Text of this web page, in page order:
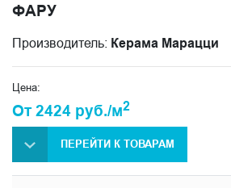
ФАРУ
Производитель: Керама Марацци
Цена:
От 2424 руб./м2
ПЕРЕЙТИ К ТОВАРАМ